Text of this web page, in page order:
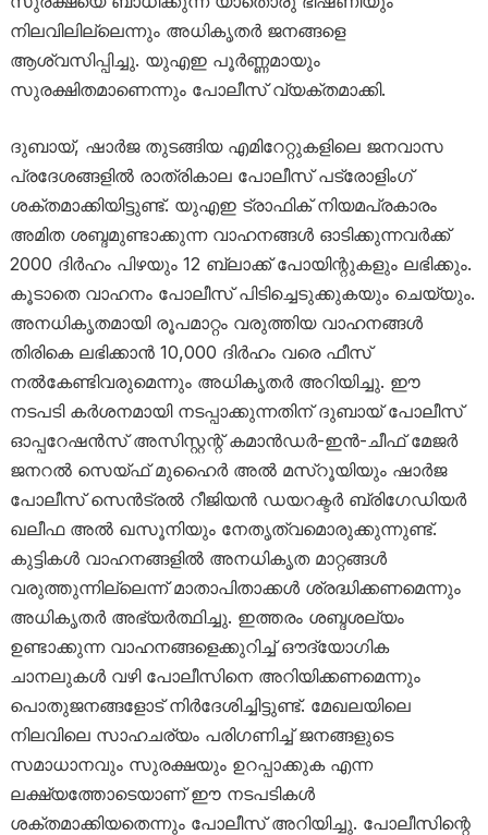
നിലവിലില്ലെന്നും അധികൃതർ ജനങ്ങളെ
ആശ്വസിപ്പിച്ചു. യുഎഇ പൂർണ്ണമായും
സുരക്ഷിതമാണെന്നും പോലീസ് വ്യക്തമാക്കി.
ദുബായ്, ഷാർജ തുടങ്ങിയ എമിറേറ്റുകളിലെ ജനവാസ
പ്രദേശങ്ങളിൽ രാത്രികാല പോലീസ് പട്രോളിംഗ്
ശക്തമാക്കിയിട്ടുണ്ട്. യുഎഇ ട്രാഫിക് നിയമപ്രകാരം
അമിത ശബ്ദമുണ്ടാക്കുന്ന വാഹനങ്ങൾ ഓടിക്കുന്നവർക്ക്
2000 ദിർഹം പിഴയും 12 ബ്ലാക്ക് പോയിന്റുകളും ലഭിക്കും.
കൂടാതെ വാഹനം പോലീസ് പിടിച്ചെടുക്കുകയും ചെയ്യും.
അനധികൃതമായി രൂപമാറ്റം വരുത്തിയ വാഹനങ്ങൾ
തിരികെ ലഭിക്കാൻ 10,000 ദിർഹം വരെ ഫീസ്
നൽകേണ്ടിവരുമെന്നും അധികൃതർ അറിയിച്ചു. ഈ
നടപടി കർശനമായി നടപ്പാക്കുന്നതിന് ദുബായ് പോലീസ്
ഓപ്പറേഷൻസ് അസിസ്റ്റന്റ് കമാൻഡർ-ഇൻ-ചീഫ് മേജർ
ജനറൽ സെയ്ഫ് മുഹൈർ അൽ മസ്‌റൂയിയും ഷാർജ
പോലീസ് സെൻട്രൽ റീജിയൻ ഡയറക്ടർ ബ്രിഗേഡിയർ
ഖലീഫ അൽ ഖസൂനിയും നേതൃത്വമൊരുക്കുന്നുണ്ട്.
കുട്ടികൾ വാഹനങ്ങളിൽ അനധികൃത മാറ്റങ്ങൾ
വരുത്തുന്നില്ലെന്ന് മാതാപിതാക്കൾ ശ്രദ്ധിക്കണമെന്നും
അധികൃതർ അഭ്യർത്ഥിച്ചു. ഇത്തരം ശബ്ദശല്യം
ഉണ്ടാക്കുന്ന വാഹനങ്ങളെക്കുറിച്ച് ഔദ്യോഗിക
ചാനലുകൾ വഴി പോലീസിനെ അറിയിക്കണമെന്നും
പൊതുജനങ്ങളോട് നിർദേശിച്ചിട്ടുണ്ട്. മേഖലയിലെ
നിലവിലെ സാഹചര്യം പരിഗണിച്ച് ജനങ്ങളുടെ
സമാധാനവും സുരക്ഷയും ഉറപ്പാക്കുക എന്ന
ലക്ഷ്യത്തോടെയാണ് ഈ നടപടികൾ
ശക്തമാക്കിയതെന്നും പോലീസ് അറിയിച്ചു. പോലീസിന്റെ